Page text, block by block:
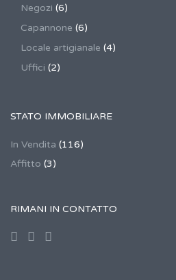
Negozi (6)
Capannone (6)
Locale artigianale (4)
Uffici (2)
STATO IMMOBILIARE
In Vendita (116)
Affitto (3)
RIMANI IN CONTATTO